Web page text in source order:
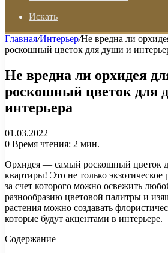
Искать
Главная/Интерьер/Не вредна ли
роскошный цветок для души и
Не вредна ли орхидея
роскошный цветок для
интерьера
01.03.2022
0 Время чтения: 2 мин.
Орхидея — самый роскошный цветок
квартиры! Это не только экзотическое
за счет которого можно освежить
разнообразию цветовой палитры и
растения можно создавать
которые будут акцентами в интерьере.
Содержание